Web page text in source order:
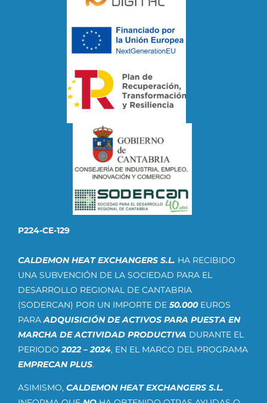
P224-CE-129
CALDEMON HEAT EXCHANGERS S.L. HA RECIBIDO
UNA SUBVENCIÓN DE LA SOCIEDAD PARA EL
DESARROLLO REGIONAL DE CANTABRIA
(SODERCAN) POR UN IMPORTE DE 50.000EUROS
PARA ADQUISICIÓN DE ACTIVOS PARA PUESTA EN
MARCHA DE ACTIVIDAD PRODUCTIVA DURANTE EL
PERIODO 2022 – 2024, EN EL MARCO DEL PROGRAMA
EMPRECAN PLUS.
ASIMISMO, CALDEMON HEAT EXCHANGERS S.L.